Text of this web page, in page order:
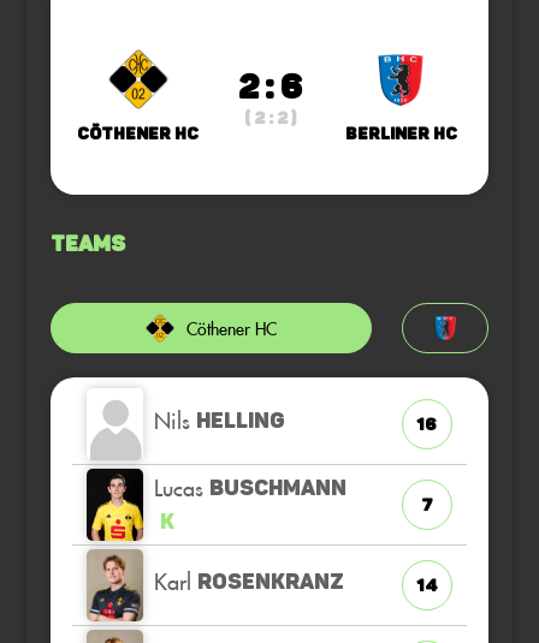
Cöthener HC
2 : 6
( 2 : 2 )
Berliner HC
Teams
Cöthener HC
Nils HELLING 16
Lucas BUSCHMANN
K
7
Karl ROSENKRANZ 14